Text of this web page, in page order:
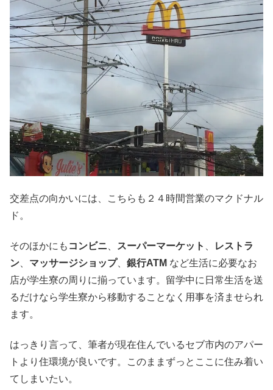
交差点の向かいには、こちらも２４時間営業のマクドナル
ド。
そのほかにも コンビニ スーパーマーケット
レストラ
ン
マッサージショップ、 銀行ATM など生活に必要なお
店が学生寮の周りに揃っています。留学中に日常生活を送
るだけなら学生寮から移動することなく用事を済ませられ
ます。
はっきり言って、筆者が現在住んでいるセブ市内のアパー
トより住環境が良いです。このままずっとここに住み着い
てしまいたい。